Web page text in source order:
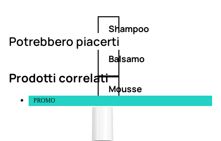
Shampoo
Balsamo
Mousse
Potrebbero piacerti
Prodotti correlati
PROMO